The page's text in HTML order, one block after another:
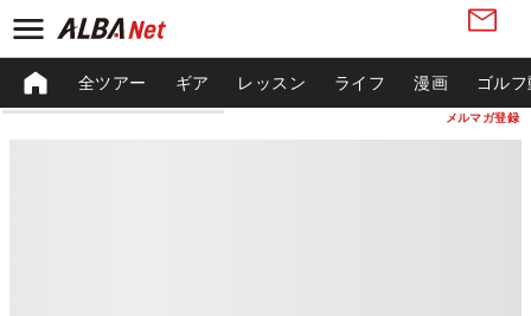
メルマガ登録
全ツアー ギア レッスン ライフ 漫画 ゴル